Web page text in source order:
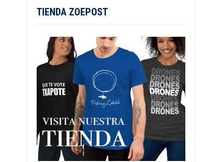
TIENDA ZOEPOST